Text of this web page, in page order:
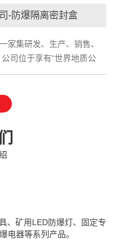
-防爆隔离密封盒
家集研发、生产、销售、
司位于享有“世界地质公
、矿用LED防爆灯、固定专
电器等系列产品。